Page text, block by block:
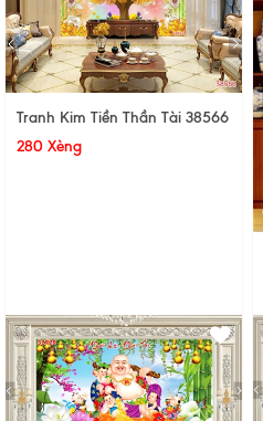
Tranh Kim Tiền Thần Tài 38566
280 Xèng